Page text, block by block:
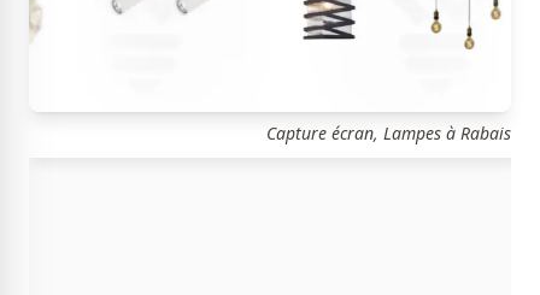
Capture écran, Lampes à Rabais